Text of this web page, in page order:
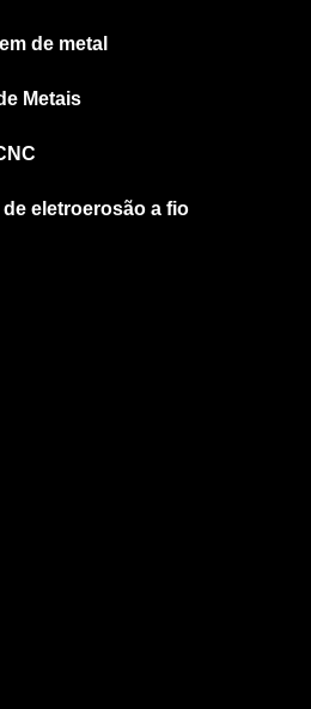
de metal
Metais
eletroerosão a fio